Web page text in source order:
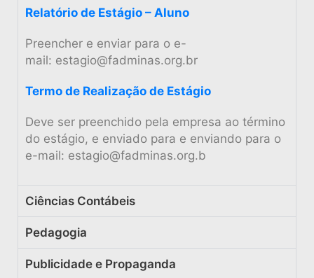
Relatório de Estágio – Aluno
Preencher e enviar para o e-
mail: estagio@fadminas.org.br
Termo de Realização de Estágio
Deve ser preenchido pela empresa ao término
do estágio, e enviado para e enviando para o
e-mail: estagio@fadminas.org.b
Ciências Contábeis
Pedagogia
Publicidade e Propaganda